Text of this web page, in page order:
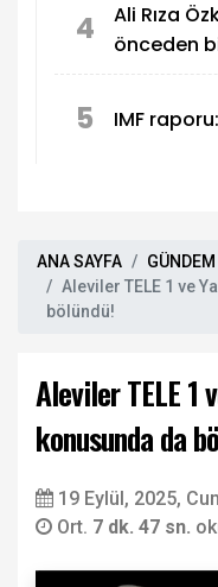
4
Ali Rıza
önceden
5 IMF
ANA SAYFA
GÜNDEM
Aleviler TELE 1 ve
bölündü!
Aleviler TELE 1
konusunda da
19 Eylül, 2025,
Ort. 7 dk. 47 sn.